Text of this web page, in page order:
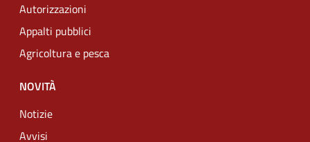
Autorizzazioni
Appalti pubblici
Agricoltura e pesca
NOVITÀ
Notizie
Avvisi